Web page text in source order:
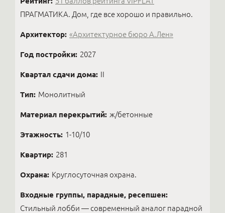
ПРАГМАТИКА. Дом, где все хорошо и правильно.
Архитектор: «Архитектурное бюро А.Лен»
Год постройки: 2027
Квартал сдачи дома: II
Тип: Монолитный
Материал перекрытий: ж/бетонные
Этажность: 1-10/10
Квартир: 281
Охрана: Круглосуточная охрана.
Входные группы, парадные, ресепшен:
Стильный лобби — современный аналог парадной